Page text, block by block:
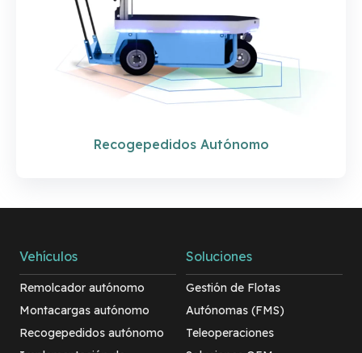
Recogepedidos Autónomo
Vehículos
Remolcador autónomo
Montacargas autónomo
Recogepedidos autónomo
Soluciones
Gestión de Flotas
Autónomas (FMS)
Teleoperaciones